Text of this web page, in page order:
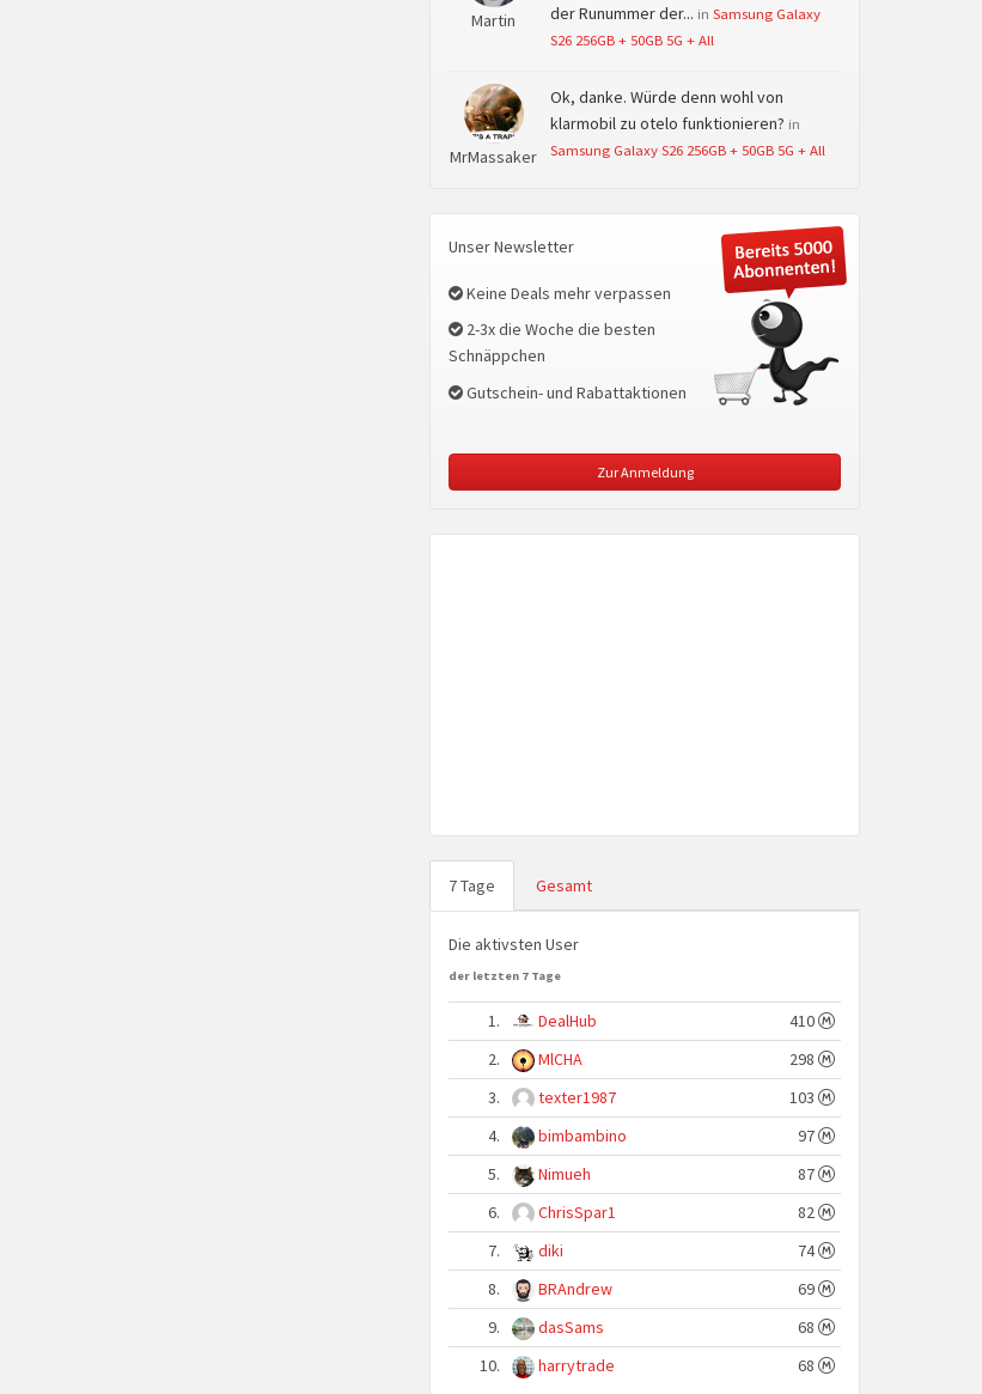
Martin
der Runummer der... in Samsung Galaxy
S26 256GB + 50GB 5G + All
MrMassaker
Ok, danke. Würde denn wohl von
klarmobil zu otelo funktionieren? in
Samsung Galaxy S26 256GB + 50GB 5G + All
Unser Newsletter
Keine Deals mehr verpassen
2-3x die Woche die besten
Schnäppchen
Gutschein- und Rabattaktionen
Zur Anmeldung
7 Tage Gesamt
Die aktivsten User
der letzten 7 Tage
1. DealHub
410
2.
MlCHA
298
3.
texter1987
103
4.
bimbambino
97
5.
Nimueh
87
6.
ChrisSpar1
82
7.
diki
74
8.
BRAndrew
69
9.
dasSams
68
10.
harrytrade 68